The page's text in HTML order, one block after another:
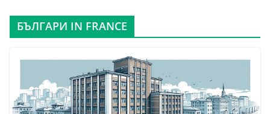
БЪЛГАРИ IN FRANCE